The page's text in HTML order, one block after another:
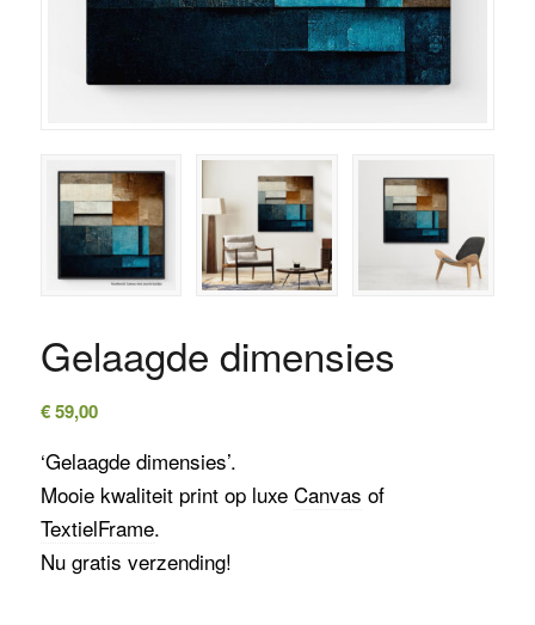
Gelaagde dimensies
€59,00
‘Gelaagde dimensies’.
Mooie kwaliteit print op luxe Canvas of
TextielFrame.
Nu gratis verzending!